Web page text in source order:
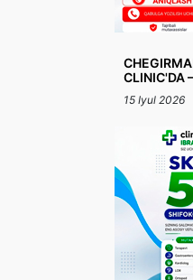
CLINIC'DA
15 Iyul 2026